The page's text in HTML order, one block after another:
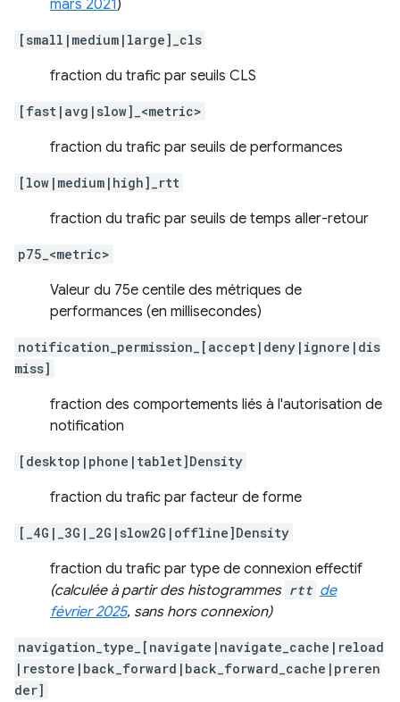
mars 2021)
[small|medium|large]_cls
fraction du trafic par seuils CLS
[fast|avg|slow]_<metric>
fraction du trafic par seuils de performances
[low|medium|high]_rtt
fraction du trafic par seuils de temps aller-retour
p75_<metric>
Valeur du 75e centile des métriques de
performances (en millisecondes)
notification_permission_[accept|deny|ignore|dis
miss]
fraction des comportements liés à l'autorisation de
notification
[desktop|phone|tablet]Density
fraction du trafic par facteur de forme
[_4G|_3G|_2G|slow2G|offline]Density
fraction du trafic par type de connexion effectif
(calculée à partir des histogrammes rtt de
février 2025, sans hors connexion)
navigation_type_[navigate|navigate_cache|reload
|restore|back_forward|back_forward_cache|preren
der]